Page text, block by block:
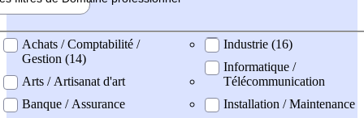
professionel
Achats / Comptabilité /
Gestion (14)
Arts / Artisanat d'art
Banque / Assurance
Industrie (16)
Informatique /
Télécommunication
Installation / Maintenance